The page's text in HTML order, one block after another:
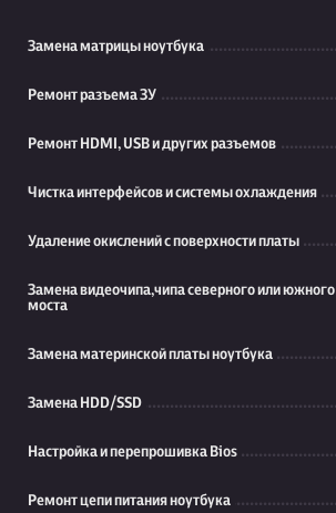
Замена матрицы ноутбука
Ремонт разъема ЗУ
Ремонт HDMI, USB и других разъемов
Чистка интерфейсов и системы охлаждения
Удаление окислений с поверхности платы
Замена видеочипа,чипа северного или южного
моста
Замена материнской платы ноутбука
Замена HDD/SSD
Настройка и перепрошивка Bios
Ремонт цепи питания ноутбука